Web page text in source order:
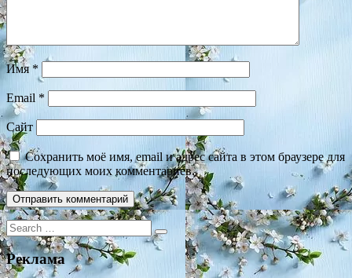
Имя *
Email *
Сайт
Сохранить моё имя, email и адрес сайта в этом браузере для
последующих моих комментариев.
Search
for:
Реклама